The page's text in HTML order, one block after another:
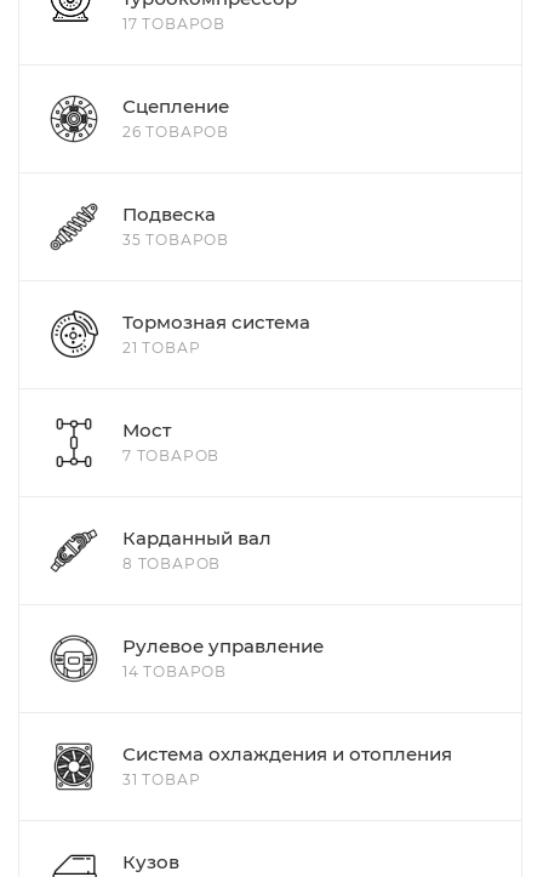
17 ТОВАРОВ
Сцепление
26 ТОВАРОВ
Подвеска
35 ТОВАРОВ
Тормозная система
21 ТОВАР
Мост
7 ТОВАРОВ
Карданный вал
8 ТОВАРОВ
Рулевое управление
14 ТОВАРОВ
Система охлаждения и отопления
31 ТОВАР
Кузов